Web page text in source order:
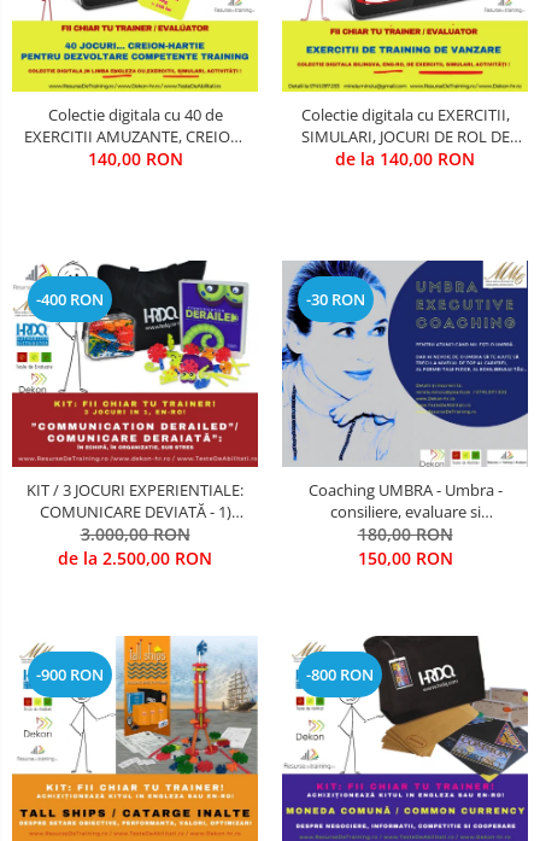
Performanta Echipei
Rezolvare de Probleme
Rezolvarea Conflictelor /
Neintelegerilor / Disputelor
Time Management / Planificare /
Organizare
Colectie digitala cu 40 de
EXERCITII AMUZANTE, CREION-
HARTIE, PENTRU TRAINING SI
140,00 RON
Colectie digitala cu EXERCITII,
SIMULARI, JOCURI DE ROL DE
VANZARE (utila in Training &
de la 140,00 RON
-400 RON
KIT / 3 JOCURI EXPERIENTIALE:
COMUNICARE DEVIATĂ - 1)
INTRE PERSOANE, 2) INTRE
DEPARTAMENTE, 3) SUB STRES
FOCUS PE OBIECTIVE STRATE
3.000,00 RON
de la 2.500,00 RON
-30 RON
Coaching UMBRA - Umbra -
consiliere, evaluare si
antrenamente de dezvoltare
Cariere De Elita; antrenamente si
180,00 RON
150,00 RON
-900 RON -800 RON